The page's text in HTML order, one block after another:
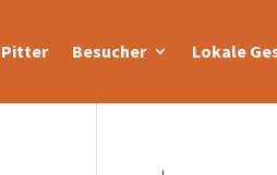
Pitter Besucher Lokale